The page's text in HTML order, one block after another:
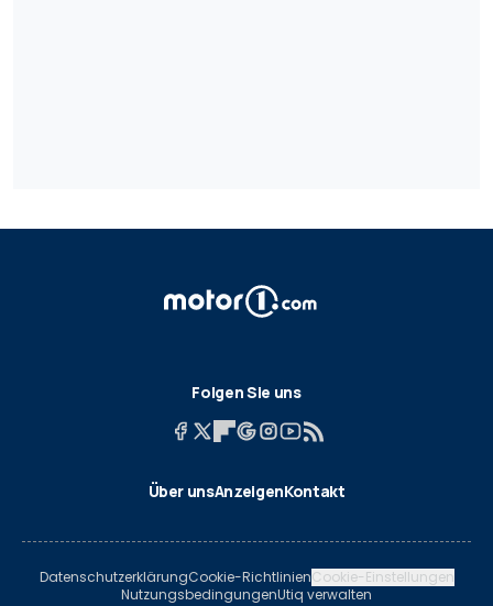
Folgen Sie uns
Über unsAnzeigenKontakt
DatenschutzerklärungCookie-RichtlinienCookie-Einstellungen
NutzungsbedingungenUtiq verwalten